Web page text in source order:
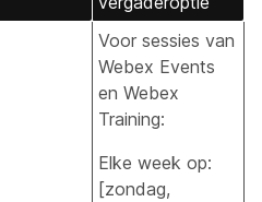
Voor sessies van
Webex Events
en Webex
Training:
Elke week op:
[zondag,